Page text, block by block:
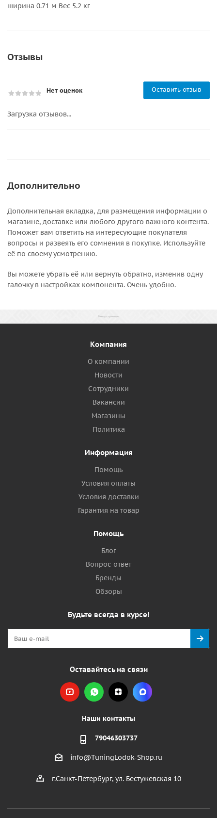
ширина 0.71 м Вес 5.2 кг
Отзывы
Нет оценок Оставить отзыв
Загрузка отзывов...
Дополнительно
Дополнительная вкладка, для размещения информации о
магазине, доставке или любого другого важного контента.
Поможет вам ответить на интересующие покупателя
вопросы и развеять его сомнения в покупке. Используйте
её по своему усмотрению.
Вы можете убрать её или вернуть обратно, изменив одну
галочку в настройках компонента. Очень удобно.
Компания
О компании
Новости
Сотрудники
Вакансии
Магазины
Политика
Информация
Помощь
Условия оплаты
Условия доставки
Гарантия на товар
Помощь
Блог
Вопрос-ответ
Бренды
Обзоры
Будьте всегда в курсе!
Оставайтесь на связи
Наши контакты
79046303737
info@TuningLodok-Shop.ru
г.Санкт-Петербург, ул. Бестужевская 10